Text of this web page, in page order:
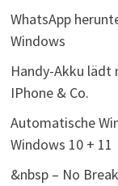
WhatsApp
Windows
Handy-Akku lädt
IPhone & Co.
Automatische
Windows 10 + 11
&nbsp – No